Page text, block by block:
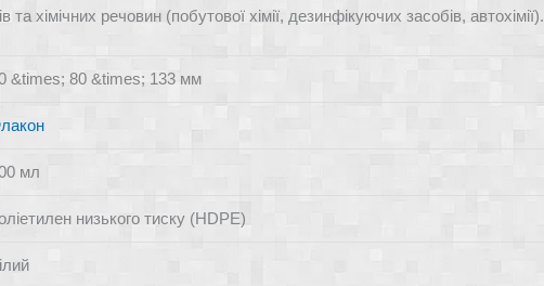
та хімічних речовин (побутової хімії, дезинфікуючих засобів, автохімії).
&times; 80 &times; 133 мм
мл
низького тиску (HDPE)